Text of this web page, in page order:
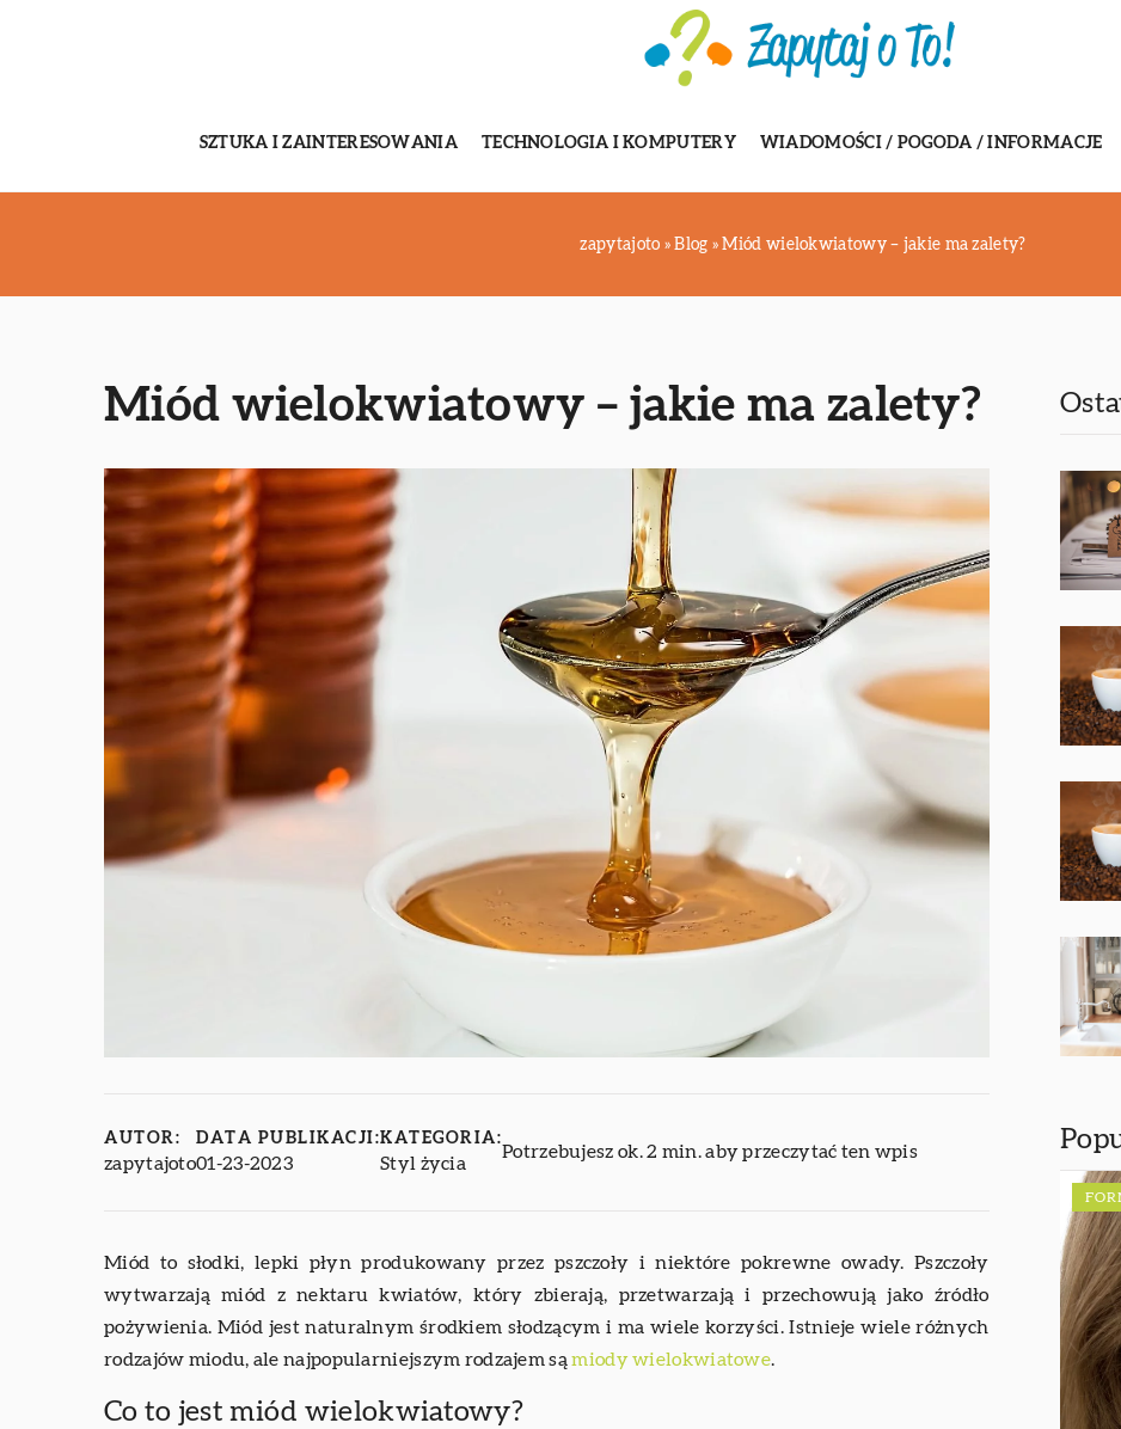
SZTUKA I ZAINTERESOWANIA TECHNOLOGIA I KOMPUTERY WIADOMOŚCI / POGODA / INFORMACJE
zapytajoto »Blog »Miód wielokwiatowy – jakie ma zalety?
Miód wielokwiatowy – jakie ma zalety?
AUTOR:
zapytajoto
DATA PUBLIKACJI:
01-23-2023
KATEGORIA:
Styl życia
Potrzebujesz ok. 2 min. aby przeczytać ten wpis
Miód to słodki, lepki płyn produkowany przez pszczoły i niektóre pokrewne owady. Pszczoły
wytwarzają miód z nektaru kwiatów, który zbierają, przetwarzają i przechowują jako źródło
pożywienia. Miód jest naturalnym środkiem słodzącym i ma wiele korzyści. Istnieje wiele różnych
rodzajów miodu, ale najpopularniejszym rodzajem sąmiody wielokwiatowe.
Co to jest miód wielokwiatowy?